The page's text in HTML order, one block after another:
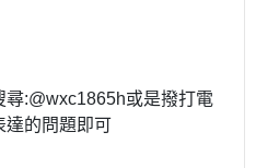
:@wxc1865h或是撥打電
達的問題即可